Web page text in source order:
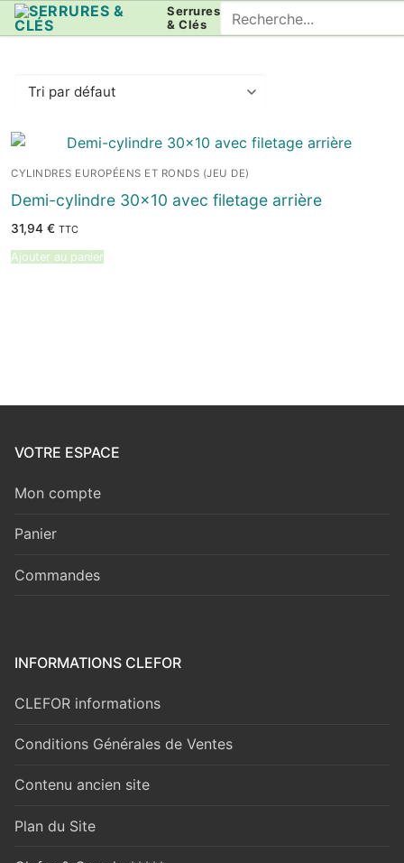
Aller
au
Serrures
& Clés
Rechercher
:
CYLINDRES EUROPÉENS ET RONDS (JEU DE)
Demi-cylindre 30×10 avec filetage arrière
31,94 € TTC
Ajouter au panier
VOTRE ESPACE
Mon compte
Panier
Commandes
INFORMATIONS CLEFOR
CLEFOR informations
Conditions Générales de Ventes
Contenu ancien site
Plan du Site